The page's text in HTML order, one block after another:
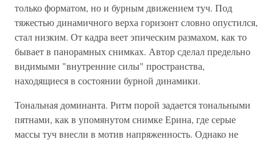
только форматом, но и бурным движением туч. Под
тяжестью динамичного верха горизонт словно опустился,
стал низким. От кадра веет эпическим размахом, как то
бывает в панорамных снимках. Автор сделал предельно
видимыми "внутренние силы" пространства,
находящиеся в состоянии бурной динамики.
Тональная доминанта. Ритм порой задается тональными
пятнами, как в упомянутом снимке Ерина, где серые
массы туч внесли в мотив напряженность. Однако не